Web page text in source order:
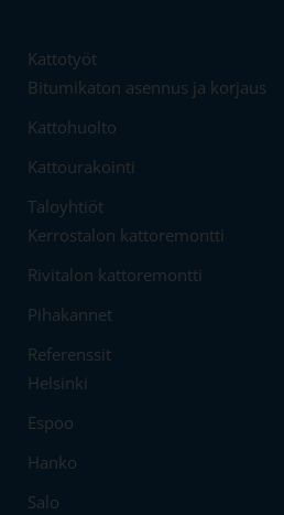
Kattotyöt
Bitumikaton asennus ja korjaus
Kattohuolto
Kattourakointi
Taloyhtiöt
Kerrostalon kattoremontti
Rivitalon kattoremontti
Pihakannet
Referenssit
Helsinki
Espoo
Hanko
Salo